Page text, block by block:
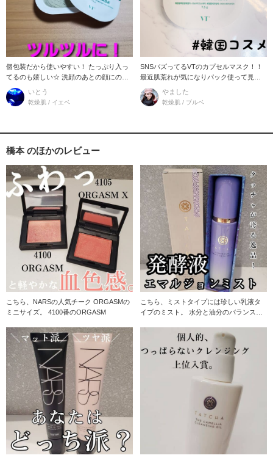
個包装だから使いやすい！ たっぷり入っ
てるのも嬉しい☆ 洗顔のあとの顔にのせ
て、洗
いとう
乾燥肌 / イエベ
SNSバズってるVTのカプセルマスク！！
最近肌荒れが気になりパック使って見ま
した！
やました
乾燥肌 / ブルベ
橋本 のほかのレビュー
こちら、NARSの人気チーク ORGASMの
ミニサイズ。 4100番のORGASM
こちら、ミストタイプには珍しい乳液タ
イプのミスト。 水分と油分のバランスの